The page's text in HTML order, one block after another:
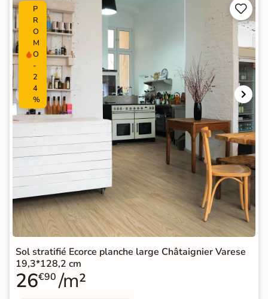
P
R
O
M
O
-
2
4
%


Sol stratifié Ecorce planche large Châtaignier Varese
19,3*128,2 cm
26€90 /m²